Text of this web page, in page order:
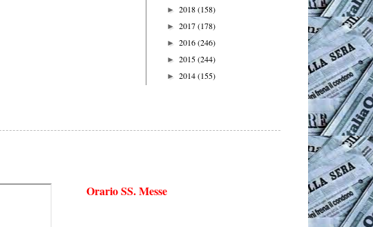
► 2018(158)
► 2017(178)
► 2016(246)
► 2015(244)
► 2014(155)
Orario SS. Messe